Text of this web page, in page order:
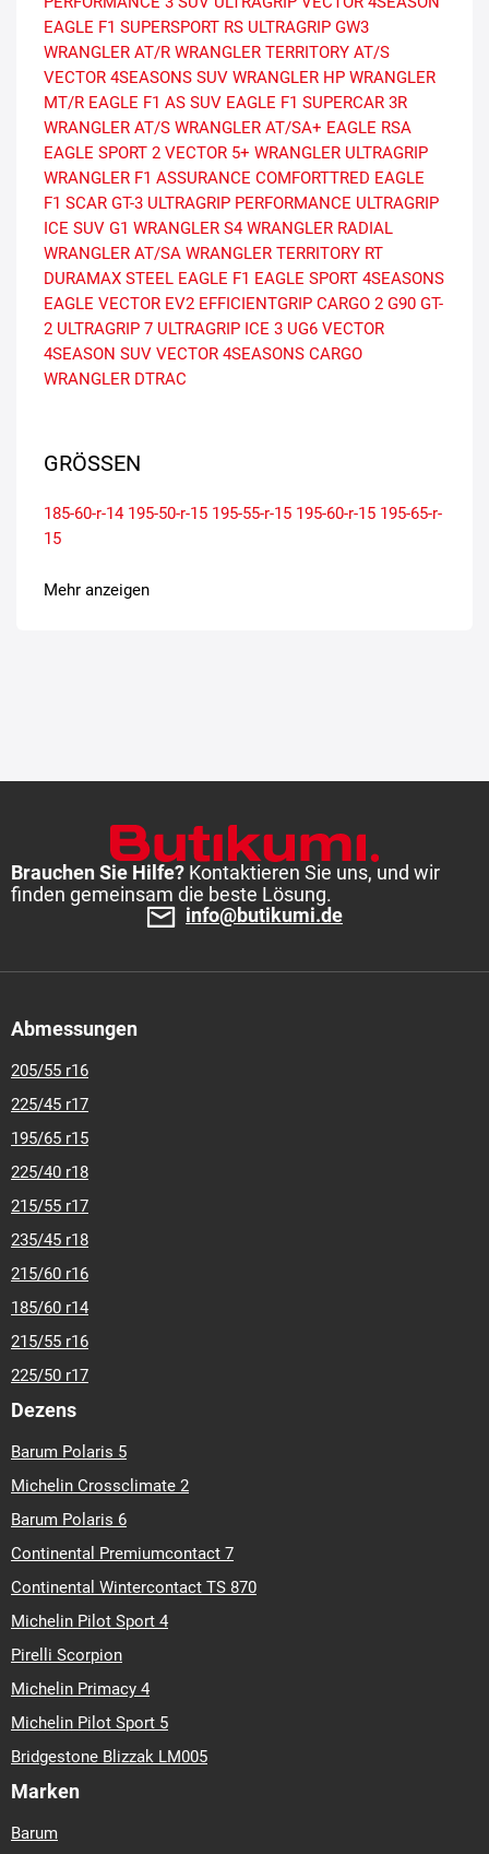
EAGLE F1 SUPERSPORT RS ULTRAGRIP GW3
WRANGLER AT/R WRANGLER TERRITORY AT/S
VECTOR 4SEASONS SUV WRANGLER HP WRANGLER
MT/R EAGLE F1 AS SUV EAGLE F1 SUPERCAR 3R
WRANGLER AT/S WRANGLER AT/SA+ EAGLE RSA
EAGLE SPORT 2 VECTOR 5+ WRANGLER ULTRAGRIP
WRANGLER F1 ASSURANCE COMFORTTRED EAGLE
F1 SCAR GT-3 ULTRAGRIP PERFORMANCE ULTRAGRIP
ICE SUV G1 WRANGLER S4 WRANGLER RADIAL
WRANGLER AT/SA WRANGLER TERRITORY RT
DURAMAX STEEL EAGLE F1 EAGLE SPORT 4SEASONS
EAGLE VECTOR EV2 EFFICIENTGRIP CARGO 2 G90 GT-
2 ULTRAGRIP 7 ULTRAGRIP ICE 3 UG6 VECTOR
4SEASON SUV VECTOR 4SEASONS CARGO
WRANGLER DTRAC
GRÖSSEN
185-60-r-14 195-50-r-15 195-55-r-15 195-60-r-15 195-65-r-
15
Mehr anzeigen
Brauchen Sie Hilfe? Kontaktieren Sie uns, und wir
finden gemeinsam die beste Lösung.
info@butikumi.de
Abmessungen
205/55 r16
225/45 r17
195/65 r15
225/40 r18
215/55 r17
235/45 r18
215/60 r16
185/60 r14
215/55 r16
225/50 r17
Dezens
Barum Polaris 5
Michelin Crossclimate 2
Barum Polaris 6
Continental Premiumcontact 7
Continental Wintercontact TS 870
Michelin Pilot Sport 4
Pirelli Scorpion
Michelin Primacy 4
Michelin Pilot Sport 5
Bridgestone Blizzak LM005
Marken
Barum